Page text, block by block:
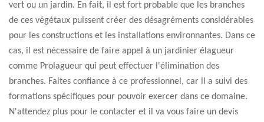
vert ou un jardin. En fait, il est fort probable que les branches
de ces végétaux puissent créer des désagréments considérables
pour les constructions et les installations environnantes. Dans ce
cas, il est nécessaire de faire appel à un jardinier élagueur
comme Prolagueur qui peut effectuer l'élimination des
branches. Faites confiance à ce professionnel, car il a suivi des
formations spécifiques pour pouvoir exercer dans ce domaine.
N'attendez plus pour le contacter et il va vous faire un devis